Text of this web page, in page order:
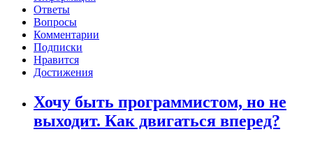
Ответы
Вопросы
Комментарии
Подписки
Нравится
Достижения
Хочу быть программистом, но не
выходит. Как двигаться вперед?